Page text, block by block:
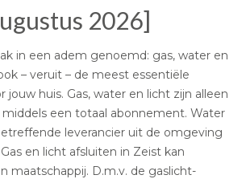
2026]
in een adem genoemd: gas, water en
– veruit – de meest essentiële
jouw huis. Gas, water en licht zijn alleen
een totaal abonnement. Water
leverancier uit de omgeving
en licht afsluiten in Zeist kan
maatschappij. D.m.v. de gaslicht-